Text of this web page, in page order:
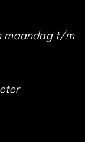
maandag t/m